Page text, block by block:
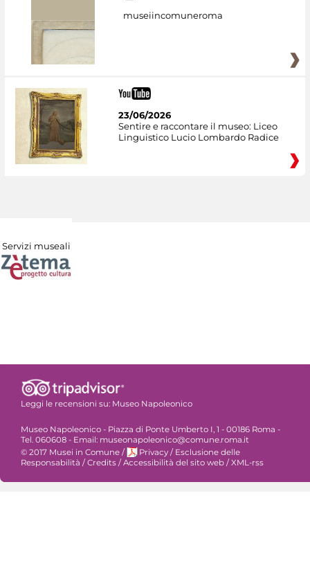
museiincomuneroma
23/06/2026
Sentire e raccontare il museo: Liceo
Linguistico Lucio Lombardo Radice
Servizi museali
Leggi le recensioni su: Museo Napoleonico
Museo Napoleonico - Piazza di Ponte Umberto I, 1 - 00186 Roma -
Tel. 060608 - Email: museonapoleonico@comune.roma.it
© 2017 Musei in Comune / Privacy / Esclusione delle
Responsabilità / Credits / Accessibilità del sito web / XML-rss